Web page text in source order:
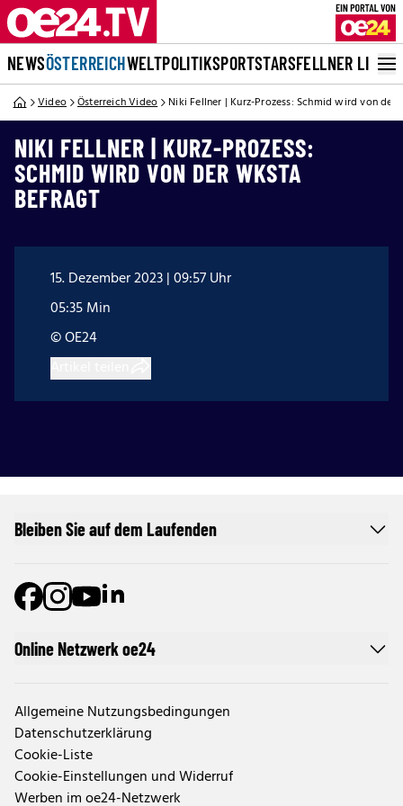
NEWSÖSTERREICHWELTPOLITIKSPORTSTARSFELLNER LIVE
Video Österreich Video Niki Fellner | Kurz-Prozess: Schmid wird von der
NIKI FELLNER | KURZ-PROZESS:
SCHMID WIRD VON DER WKSTA
BEFRAGT
15. Dezember 2023 | 09:57 Uhr
05:35 Min
© OE24
Online Netzwerk oe24
Allgemeine Nutzungsbedingungen
Datenschutzerklärung
Cookie-Liste
Cookie-Einstellungen und Widerruf
Werben im oe24-Netzwerk
Bleiben Sie auf dem Laufenden